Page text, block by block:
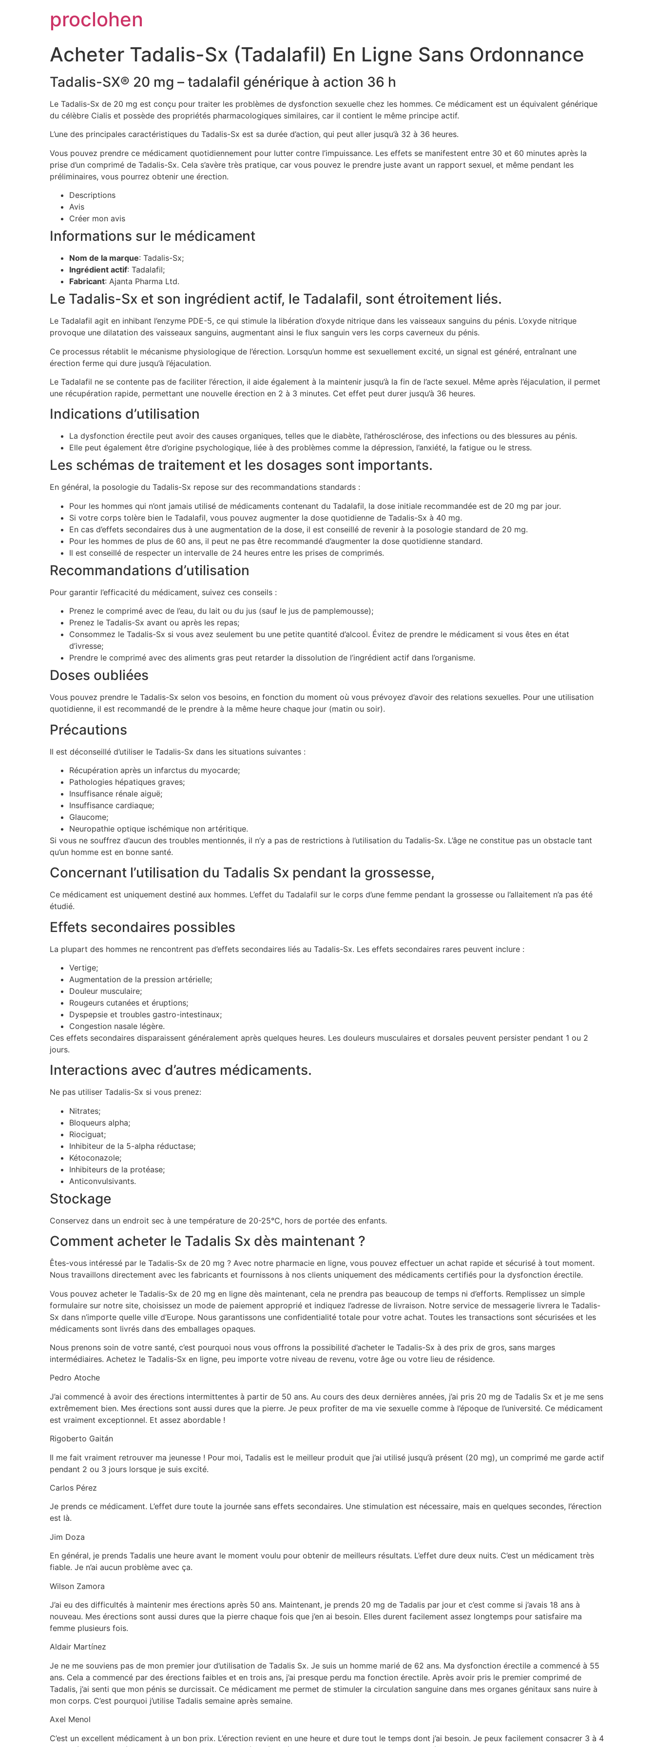
proclohen
Acheter Tadalis-Sx (Tadalafil) En Ligne Sans Ordonnance
Tadalis-SX® 20 mg – tadalafil générique à action 36 h
Le Tadalis-Sx de 20 mg est conçu pour traiter les problèmes de dysfonction sexuelle chez les hommes. Ce médicament est un équivalent générique
du célèbre Cialis et possède des propriétés pharmacologiques similaires, car il contient le même principe actif.
L’une des principales caractéristiques du Tadalis-Sx est sa durée d’action, qui peut aller jusqu’à 32 à 36 heures.
Vous pouvez prendre ce médicament quotidiennement pour lutter contre l’impuissance. Les effets se manifestent entre 30 et 60 minutes après la
prise d’un comprimé de Tadalis-Sx. Cela s’avère très pratique, car vous pouvez le prendre juste avant un rapport sexuel, et même pendant les
préliminaires, vous pourrez obtenir une érection.
Descriptions
Avis
Créer mon avis
Informations sur le médicament
Nom de la marque: Tadalis-Sx;
Ingrédient actif: Tadalafil;
Fabricant: Ajanta Pharma Ltd.
Le Tadalis-Sx et son ingrédient actif, le Tadalafil, sont étroitement liés.
Le Tadalafil agit en inhibant l’enzyme PDE-5, ce qui stimule la libération d’oxyde nitrique dans les vaisseaux sanguins du pénis. L’oxyde nitrique
provoque une dilatation des vaisseaux sanguins, augmentant ainsi le flux sanguin vers les corps caverneux du pénis.
Ce processus rétablit le mécanisme physiologique de l’érection. Lorsqu’un homme est sexuellement excité, un signal est généré, entraînant une
érection ferme qui dure jusqu’à l’éjaculation.
Le Tadalafil ne se contente pas de faciliter l’érection, il aide également à la maintenir jusqu’à la fin de l’acte sexuel. Même après l’éjaculation, il permet
une récupération rapide, permettant une nouvelle érection en 2 à 3 minutes. Cet effet peut durer jusqu’à 36 heures.
Indications d’utilisation
La dysfonction érectile peut avoir des causes organiques, telles que le diabète, l’athérosclérose, des infections ou des blessures au pénis.
Elle peut également être d’origine psychologique, liée à des problèmes comme la dépression, l’anxiété, la fatigue ou le stress.
Les schémas de traitement et les dosages sont importants.
En général, la posologie du Tadalis-Sx repose sur des recommandations standards :
Pour les hommes qui n’ont jamais utilisé de médicaments contenant du Tadalafil, la dose initiale recommandée est de 20 mg par jour.
Si votre corps tolère bien le Tadalafil, vous pouvez augmenter la dose quotidienne de Tadalis-Sx à 40 mg.
En cas d’effets secondaires dus à une augmentation de la dose, il est conseillé de revenir à la posologie standard de 20 mg.
Pour les hommes de plus de 60 ans, il peut ne pas être recommandé d’augmenter la dose quotidienne standard.
Il est conseillé de respecter un intervalle de 24 heures entre les prises de comprimés.
Recommandations d’utilisation
Pour garantir l’efficacité du médicament, suivez ces conseils :
Prenez le comprimé avec de l’eau, du lait ou du jus (sauf le jus de pamplemousse);
Prenez le Tadalis-Sx avant ou après les repas;
Consommez le Tadalis-Sx si vous avez seulement bu une petite quantité d’alcool. Évitez de prendre le médicament si vous êtes en état
d’ivresse;
Prendre le comprimé avec des aliments gras peut retarder la dissolution de l’ingrédient actif dans l’organisme.
Doses oubliées
Vous pouvez prendre le Tadalis-Sx selon vos besoins, en fonction du moment où vous prévoyez d’avoir des relations sexuelles. Pour une utilisation
quotidienne, il est recommandé de le prendre à la même heure chaque jour (matin ou soir).
Précautions
Il est déconseillé d’utiliser le Tadalis-Sx dans les situations suivantes :
Récupération après un infarctus du myocarde;
Pathologies hépatiques graves;
Insuffisance rénale aiguë;
Insuffisance cardiaque;
Glaucome;
Neuropathie optique ischémique non artéritique.
Si vous ne souffrez d’aucun des troubles mentionnés, il n’y a pas de restrictions à l’utilisation du Tadalis-Sx. L’âge ne constitue pas un obstacle tant
qu’un homme est en bonne santé.
Concernant l’utilisation du Tadalis Sx pendant la grossesse,
Ce médicament est uniquement destiné aux hommes. L’effet du Tadalafil sur le corps d’une femme pendant la grossesse ou l’allaitement n’a pas été
étudié.
Effets secondaires possibles
La plupart des hommes ne rencontrent pas d’effets secondaires liés au Tadalis-Sx. Les effets secondaires rares peuvent inclure :
Vertige;
Augmentation de la pression artérielle;
Douleur musculaire;
Rougeurs cutanées et éruptions;
Dyspepsie et troubles gastro-intestinaux;
Congestion nasale légère.
Ces effets secondaires disparaissent généralement après quelques heures. Les douleurs musculaires et dorsales peuvent persister pendant 1 ou 2
jours.
Interactions avec d’autres médicaments.
Ne pas utiliser Tadalis-Sx si vous prenez:
Nitrates;
Bloqueurs alpha;
Riociguat;
Inhibiteur de la 5-alpha réductase;
Kétoconazole;
Inhibiteurs de la protéase;
Anticonvulsivants.
Stockage
Conservez dans un endroit sec à une température de 20-25°C, hors de portée des enfants.
Comment acheter le Tadalis Sx dès maintenant ?
Êtes-vous intéressé par le Tadalis-Sx de 20 mg ? Avec notre pharmacie en ligne, vous pouvez effectuer un achat rapide et sécurisé à tout moment.
Nous travaillons directement avec les fabricants et fournissons à nos clients uniquement des médicaments certifiés pour la dysfonction érectile.
Vous pouvez acheter le Tadalis-Sx de 20 mg en ligne dès maintenant, cela ne prendra pas beaucoup de temps ni d’efforts. Remplissez un simple
formulaire sur notre site, choisissez un mode de paiement approprié et indiquez l’adresse de livraison. Notre service de messagerie livrera le Tadalis-
Sx dans n’importe quelle ville d’Europe. Nous garantissons une confidentialité totale pour votre achat. Toutes les transactions sont sécurisées et les
médicaments sont livrés dans des emballages opaques.
Nous prenons soin de votre santé, c’est pourquoi nous vous offrons la possibilité d’acheter le Tadalis-Sx à des prix de gros, sans marges
intermédiaires. Achetez le Tadalis-Sx en ligne, peu importe votre niveau de revenu, votre âge ou votre lieu de résidence.
Pedro Atoche
J’ai commencé à avoir des érections intermittentes à partir de 50 ans. Au cours des deux dernières années, j’ai pris 20 mg de Tadalis Sx et je me sens
extrêmement bien. Mes érections sont aussi dures que la pierre. Je peux profiter de ma vie sexuelle comme à l’époque de l’université. Ce médicament
est vraiment exceptionnel. Et assez abordable !
Rigoberto Gaitán
Il me fait vraiment retrouver ma jeunesse ! Pour moi, Tadalis est le meilleur produit que j’ai utilisé jusqu’à présent (20 mg), un comprimé me garde actif
pendant 2 ou 3 jours lorsque je suis excité.
Carlos Pérez
Je prends ce médicament. L’effet dure toute la journée sans effets secondaires. Une stimulation est nécessaire, mais en quelques secondes, l’érection
est là.
Jim Doza
En général, je prends Tadalis une heure avant le moment voulu pour obtenir de meilleurs résultats. L’effet dure deux nuits. C’est un médicament très
fiable. Je n’ai aucun problème avec ça.
Wilson Zamora
J’ai eu des difficultés à maintenir mes érections après 50 ans. Maintenant, je prends 20 mg de Tadalis par jour et c’est comme si j’avais 18 ans à
nouveau. Mes érections sont aussi dures que la pierre chaque fois que j’en ai besoin. Elles durent facilement assez longtemps pour satisfaire ma
femme plusieurs fois.
Aldair Martínez
Je ne me souviens pas de mon premier jour d’utilisation de Tadalis Sx. Je suis un homme marié de 62 ans. Ma dysfonction érectile a commencé à 55
ans. Cela a commencé par des érections faibles et en trois ans, j’ai presque perdu ma fonction érectile. Après avoir pris le premier comprimé de
Tadalis, j’ai senti que mon pénis se durcissait. Ce médicament me permet de stimuler la circulation sanguine dans mes organes génitaux sans nuire à
mon corps. C’est pourquoi j’utilise Tadalis semaine après semaine.
Axel Menol
C’est un excellent médicament à un bon prix. L’érection revient en une heure et dure tout le temps dont j’ai besoin. Je peux facilement consacrer 3 à 4